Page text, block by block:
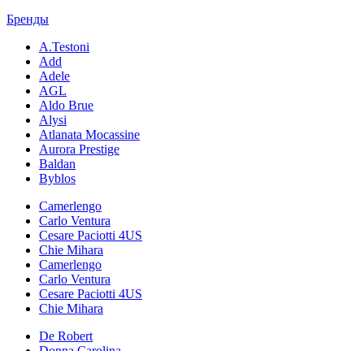
Бренды
A.Testoni
Add
Adele
AGL
Aldo Brue
Alysi
Atlanata Mocassine
Aurora Prestige
Baldan
Byblos
Camerlengo
Carlo Ventura
Cesare Paciotti 4US
Chie Mihara
Camerlengo
Carlo Ventura
Cesare Paciotti 4US
Chie Mihara
De Robert